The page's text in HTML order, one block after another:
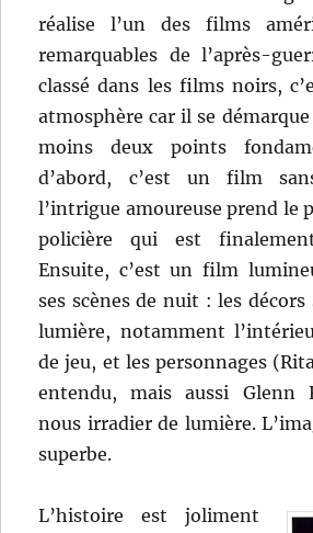
réalise l’un des films
remarquables de l’après-
classé dans les films noirs,
atmosphère car il se
moins deux points
d’abord, c’est un film
l’intrigue amoureuse prend le
policière qui est
Ensuite, c’est un film
ses scènes de nuit : les
lumière, notamment
de jeu, et les personnages
entendu, mais aussi Glenn
nous irradier de lumière.
superbe.
L’histoire est joliment